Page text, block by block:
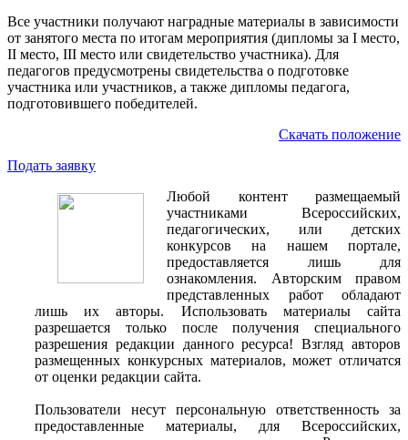
Все участники получают наградные материалы в зависимости
от занятого места по итогам мероприятия (дипломы за I место,
II место, III место или свидетельство участника). Для
педагогов предусмотрены свидетельства о подготовке
участника или участников, а также дипломы педагога,
подготовившего победителей.
Скачать положение
Подать заявку
Любой контент размещаемый
участниками Всероссийских,
педагогических, или детских
конкурсов на нашем портале,
предоставляется лишь для
ознакомления. Авторским правом
представленных работ обладают
лишь их авторы. Использовать материалы сайта
разрешается только после получения специального
разрешения редакции данного ресурса! Взгляд авторов
размещенных конкурсных материалов, может отличатся
от оценки редакции сайта.
Пользователи несут персональную ответственность за
предоставленные материалы, для Всероссийских,